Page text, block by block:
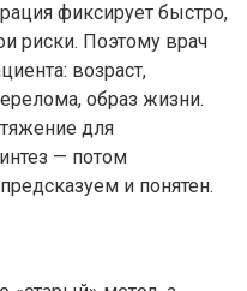
фиксирует быстро,
риски. Поэтому врач
возраст,
образ жизни.
для
— потом
и понятен.